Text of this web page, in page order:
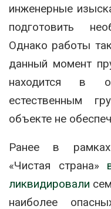
инженерные
подготовить
Однако работы
данный момент
находится в
естественным
объекте не
Ранее в рамках
«Чистая страна»
ликвидировали
наиболее